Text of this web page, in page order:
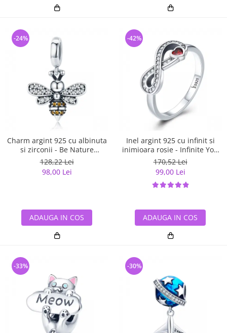
Charm argint 925 cu albinuta
si zirconii - Be Nature
PST0143
128,22 Lei
98,00 Lei
-24%
ADAUGA IN COS
Inel argint 925 cu infinit si
inimioara rosie - Infinite You
IST0062
170,52 Lei
99,00 Lei
-42%
ADAUGA IN COS
-33% -30%